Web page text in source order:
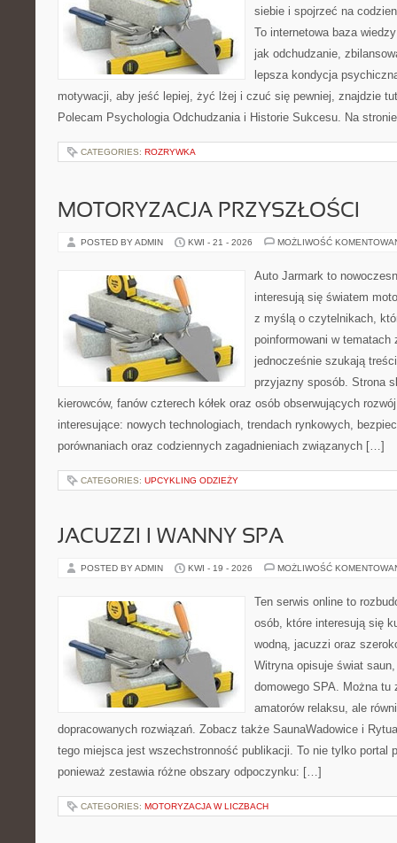
siebie i spojrzeć na
To internetowa baza
jak odchudzanie,
lepsza kondycja
motywacji, aby jeść lepiej, żyć lżej i czuć się pewniej, znajdzie
Polecam Psychologia Odchudzania i Historie Sukcesu. Na
CATEGORIES: ROZRYWKA
MOTORYZACJA PRZYSZŁOŚCI
POSTED BY ADMIN KWI - 21 - 2026 MOŻLIWOŚĆ
Auto Jarmark to
interesują się światem
z myślą o czytelnikach,
poinformowani w
jednocześnie szukają
przyjazny sposób. Strona
kierowców, fanów czterech kółek oraz osób obserwujących
interesujące: nowych technologiach, trendach rynkowych,
porównaniach oraz codziennych zagadnieniach związanych […]
CATEGORIES: UPCYKLING ODZIEŻY
JACUZZI I WANNY SPA
POSTED BY ADMIN KWI - 19 - 2026 MOŻLIWOŚĆ
Ten serwis online to
osób, które interesują się
wodną, jacuzzi oraz
Witryna opisuje świat
domowego SPA. Można
amatorów relaksu, ale
dopracowanych rozwiązań. Zobacz także SaunaWadowice i
tego miejsca jest wszechstronność publikacji. To nie tylko portal
ponieważ zestawia różne obszary odpoczynku: […]
CATEGORIES: MOTORYZACJA W LICZBACH